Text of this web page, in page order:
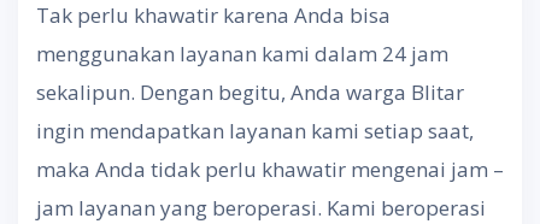
Tak perlu khawatir karena Anda bisa
menggunakan layanan kami dalam 24 jam
sekalipun. Dengan begitu, Anda warga Blitar
ingin mendapatkan layanan kami setiap saat,
maka Anda tidak perlu khawatir mengenai jam –
jam layanan yang beroperasi. Kami beroperasi